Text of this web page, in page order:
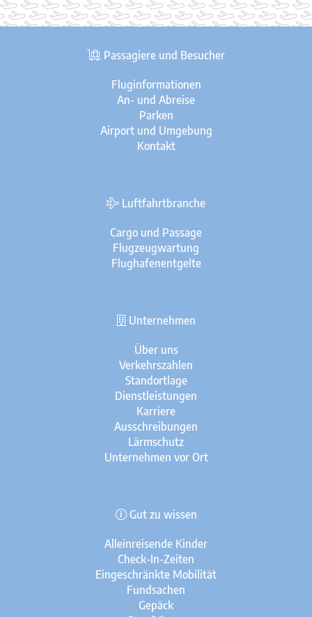
Passagiere und Besucher
Fluginformationen
An- und Abreise
Parken
Airport und Umgebung
Kontakt
Luftfahrtbranche
Cargo und Passage
Flugzeugwartung
Flughafenentgelte
Unternehmen
Über uns
Verkehrszahlen
Standortlage
Dienstleistungen
Karriere
Ausschreibungen
Lärmschutz
Unternehmen vor Ort
Gut zu wissen
Alleinreisende Kinder
Check-In-Zeiten
Eingeschränkte Mobilität
Fundsachen
Gepäck